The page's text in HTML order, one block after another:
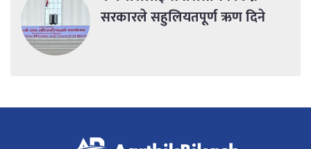
सरकारले सहुलियतपूर्ण ऋण दिने